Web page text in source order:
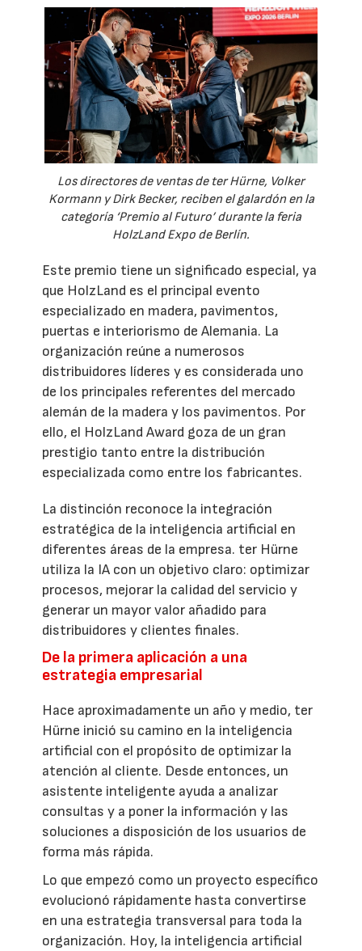
Los directores de ventas de ter Hürne, Volker
Kormann y Dirk Becker, reciben el galardón en la
categoría ‘Premio al Futuro’ durante la feria
HolzLand Expo de Berlín.
Este premio tiene un significado especial, ya
que HolzLand es el principal evento
especializado en madera, pavimentos,
puertas e interiorismo de Alemania. La
organización reúne a numerosos
distribuidores líderes y es considerada uno
de los principales referentes del mercado
alemán de la madera y los pavimentos. Por
ello, el HolzLand Award goza de un gran
prestigio tanto entre la distribución
especializada como entre los fabricantes.
La distinción reconoce la integración
estratégica de la inteligencia artificial en
diferentes áreas de la empresa. ter Hürne
utiliza la IA con un objetivo claro: optimizar
procesos, mejorar la calidad del servicio y
generar un mayor valor añadido para
distribuidores y clientes finales.
De la primera aplicación a una
estrategia empresarial
Hace aproximadamente un año y medio, ter
Hürne inició su camino en la inteligencia
artificial con el propósito de optimizar la
atención al cliente. Desde entonces, un
asistente inteligente ayuda a analizar
consultas y a poner la información y las
soluciones a disposición de los usuarios de
forma más rápida.
Lo que empezó como un proyecto específico
evolucionó rápidamente hasta convertirse
en una estrategia transversal para toda la
organización. Hoy, la inteligencia artificial